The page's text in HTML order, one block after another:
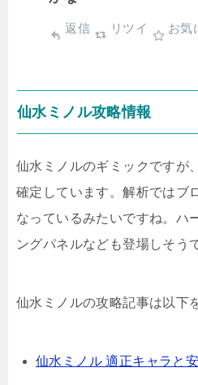
返信 リツイ お気
仙水ミノル攻略情報
仙水ミノルのギミックですが
確定しています。解析ではブ
なっているみたいですね。ハ
ングパネルなども登場しそう
仙水ミノルの攻略記事は以下
仙水ミノル 適正キャラと